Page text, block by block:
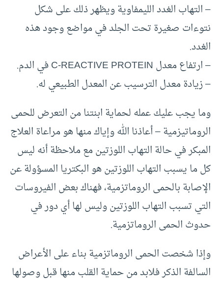
– التهاب الغدد الليمفاوية ويظهر ذلك على شكل
نتوءات صغيرة تحت الجلد في مواضع وجود هذه
الغدد.
– ارتفاع معدل C-REACTIVE PROTEIN في الدم.
– زيادة معدل الترسيب عن المعدل الطبيعي له.
وما يجب عليك عمله لحماية ابنتنا من التعرض للحمى
الروماتيزمية – أعاذنا الله وإياك منها هو مراعاة العلاج
المبكر في حالة التهاب اللوزتين مع ملاحظة أنه ليس
كل ما يسبب التهاب اللوزتين هو البكتريا المسؤولة عن
الإصابة بالحمى الروماتزمية، فهناك بعض الفيروسات
التي تسبب التهاب اللوزتين وليس لها أي دور في
حدوث الحمى الروماتزمية.
وإذا شخصت الحمى الروماتزمية بناء على الأعراض
السالفة الذكر فلابد من حماية القلب منها قبل وصولها